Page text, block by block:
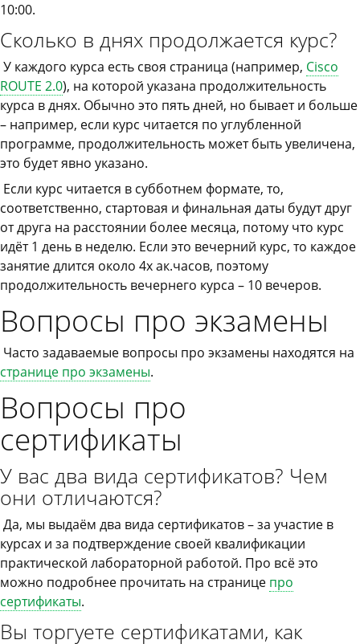
10:00.
Сколько в днях продолжается курс?
У каждого курса есть своя страница (например, Cisco
ROUTE 2.0), на которой указана продолжительность
курса в днях. Обычно это пять дней, но бывает и больше
– например, если курс читается по углубленной
программе, продолжительность может быть увеличена,
это будет явно указано.
Если курс читается в субботнем формате, то,
соответственно, стартовая и финальная даты будут друг
от друга на расстоянии более месяца, потому что курс
идёт 1 день в неделю. Если это вечерний курс, то каждое
занятие длится около 4х ак.часов, поэтому
продолжительность вечернего курса – 10 вечеров.
Вопросы про экзамены
Часто задаваемые вопросы про экзамены находятся на
странице про экзамены.
Вопросы про
сертификаты
У вас два вида сертификатов? Чем
они отличаются?
Да, мы выдаём два вида сертификатов – за участие в
курсах и за подтверждение своей квалификации
практической лабораторной работой. Про всё это
можно подробнее прочитать на странице про
сертификаты.
Вы торгуете сертификатами, как